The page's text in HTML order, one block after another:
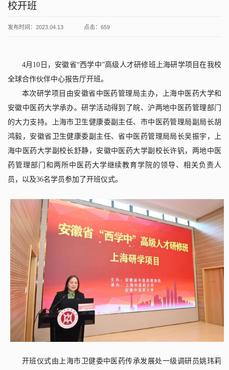
校开班
发布时间：2023.04.13 点击： 659
4月 10 日，安徽省“西学中”高级人才研修班上海研学项目在我校
全球合作伙伴中心报告厅开班。
本次研学项目由安徽省中医药管理局主办，上海中医药大学和
安徽中医药大学承办。研学活动得到了皖、沪两地中医药管理部门
的大力支持。上海市卫生健康委副主任、市中医药管理局副局长胡
鸿毅，安徽省卫生健康委副主任、省中医药管理局局长吴振宇，上
海中医药大学副校长舒静，安徽中医药大学副校长许钒，两地中医
药管理部门和两所中医药大学继续教育学院的领导、相关负责人
员，以及36名学员参加了开班仪式。
开班仪式由上海市卫健委中医药传承发展处一级调研员姚玮莉